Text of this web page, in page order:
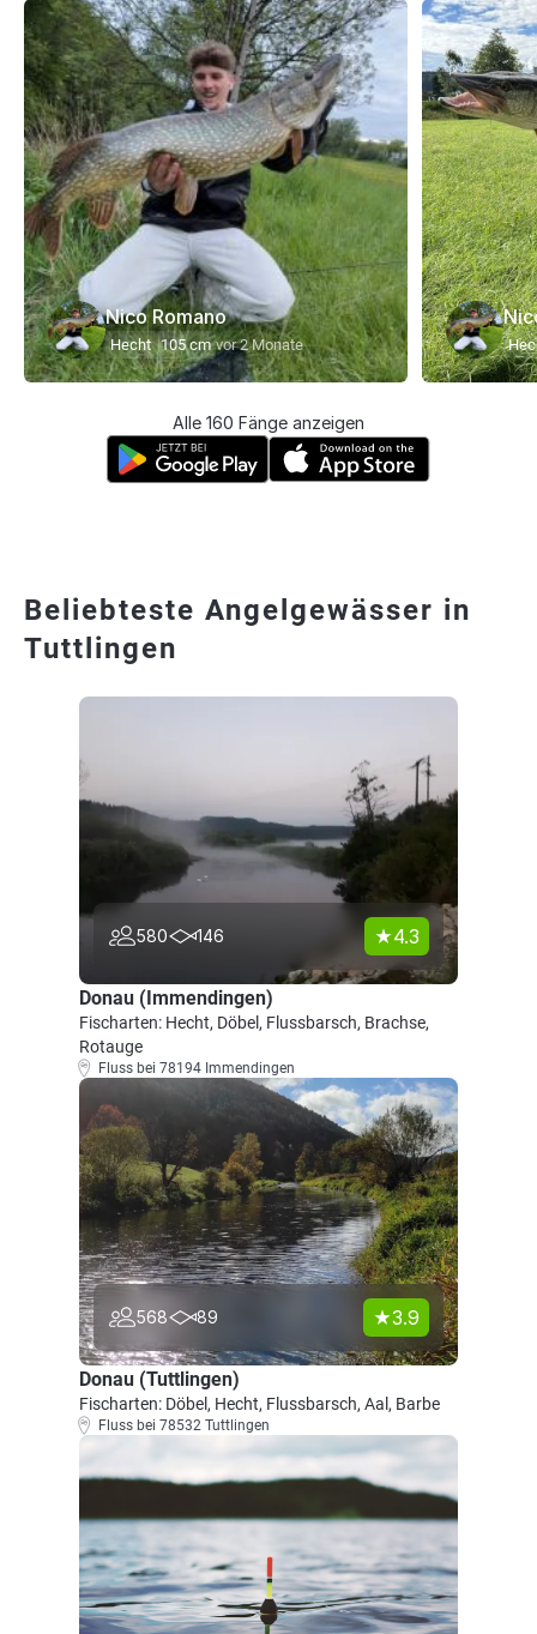
Nico Romano
Hecht 105 cm vor 2 Monate
Alle 160 Fänge anzeigen
Beliebteste Angelgewässer in
Tuttlingen
580 146 4.3
Donau (Immendingen)
Fischarten: Hecht, Döbel, Flussbarsch, Brachse,
Rotauge
Fluss bei 78194 Immendingen
568 89 3.9
Donau (Tuttlingen)
Fischarten: Döbel, Hecht, Flussbarsch, Aal, Barbe
Fluss bei 78532 Tuttlingen